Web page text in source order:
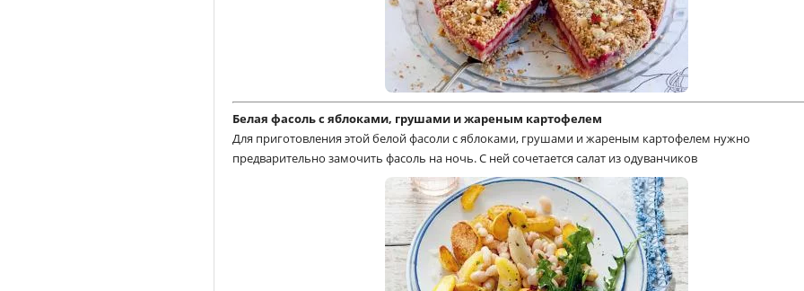
Белая фасоль с яблоками, грушами и жареным картофелем
Для приготовления этой белой фасоли с яблоками, грушами и жареным картофелем нужно
предварительно замочить фасоль на ночь. С ней сочетается салат из одуванчиков